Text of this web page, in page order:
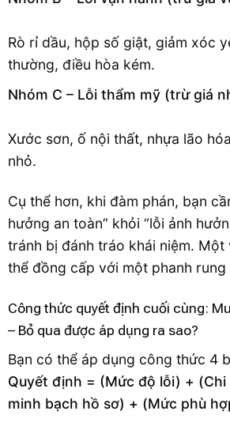
Rò rỉ dầu, hộp số giật, giảm xóc
thường, điều hòa kém.
Nhóm C – Lỗi thẩm mỹ (trừ giá
Xước sơn, ố nội thất, nhựa lão
nhỏ.
Cụ thể hơn, khi đàm phán, bạn
hưởng an toàn” khỏi “lỗi ảnh
tránh bị đánh tráo khái niệm.
thể đồng cấp với một phanh
Công thức quyết định cuối cùng:
– Bỏ qua được áp dụng ra sao?
Bạn có thể áp dụng công thức 4
Quyết định = (Mức độ lỗi) +
minh bạch hồ sơ) + (Mức phù